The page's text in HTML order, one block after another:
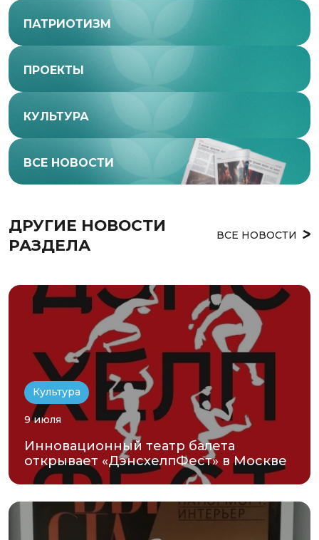
ПАТРИОТИЗМ
ПРОЕКТЫ
КУЛЬТУРА
ВСЕ НОВОСТИ
ДРУГИЕ НОВОСТИ
РАЗДЕЛА
ВСЕ НОВОСТИ
Культура
9 июля
Инновационный театр балета
открывает «ДэнсхелпФест» в Москве